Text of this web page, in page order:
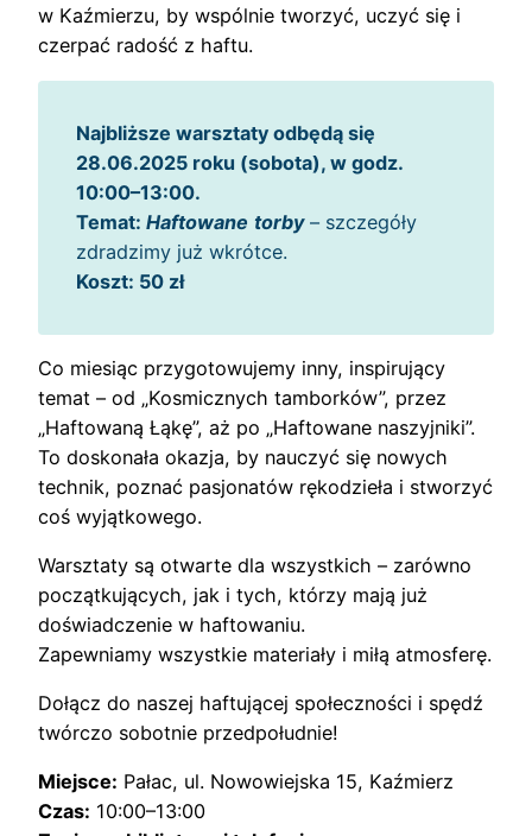
w Kaźmierzu, by wspólnie tworzyć, uczyć się i
czerpać radość z haftu.
Najbliższe warsztaty odbędą się
28.06.2025 roku (sobota), w godz.
10:00–13:00.
Temat: Haftowane torby – szczegóły
zdradzimy już wkrótce.
Koszt: 50 zł
Co miesiąc przygotowujemy inny, inspirujący
temat – od „Kosmicznych tamborków”, przez
„Haftowaną Łąkę”, aż po „Haftowane naszyjniki”.
To doskonała okazja, by nauczyć się nowych
technik, poznać pasjonatów rękodzieła i stworzyć
coś wyjątkowego.
Warsztaty są otwarte dla wszystkich – zarówno
początkujących, jak i tych, którzy mają już
doświadczenie w haftowaniu.
Zapewniamy wszystkie materiały i miłą atmosferę.
Dołącz do naszej haftującej społeczności i spędź
twórczo sobotnie przedpołudnie!
Miejsce: Pałac, ul. Nowowiejska 15, Kaźmierz
Czas: 10:00–13:00